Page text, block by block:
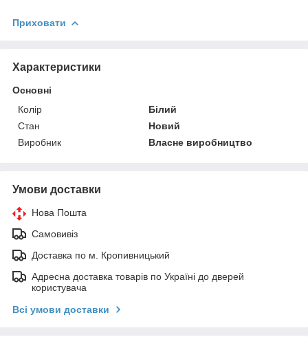
Приховати
Характеристики
Основні
Колір
Білий
Стан
Новий
Виробник
Власне виробництво
Умови доставки
Нова Пошта
Самовивіз
Доставка по м. Кропивницький
Адресна доставка товарів по Україні до дверей
користувача
Всі умови доставки